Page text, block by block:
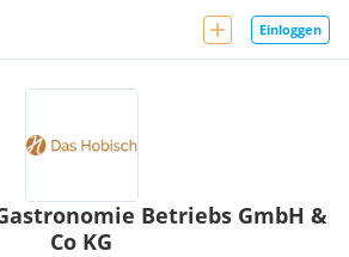
Einloggen
Betriebs GmbH &
Co KG